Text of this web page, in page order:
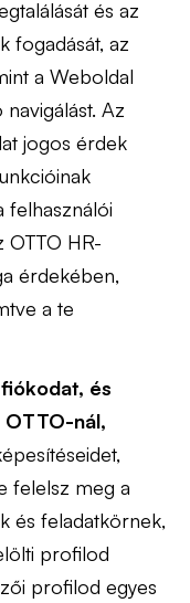
és az
fogadását, az
a Weboldal
Az
jogos érdek
felhasználói
OTTO HR-
érdekében,
a te
és
nál,
felelsz meg a
és feladatkörnek,
profilod
profilod egyes